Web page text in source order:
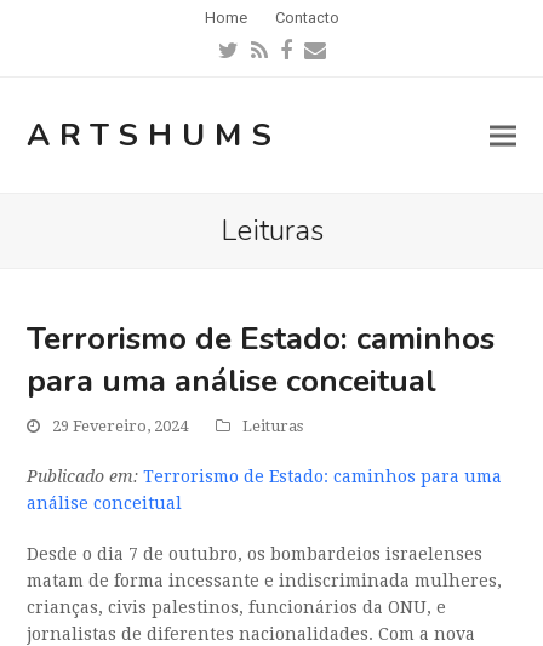
Home Contacto
Twitter
RSSFacebook
Email
ARTSHUMS
Leituras
Terrorismo de Estado: caminhos
para uma análise conceitual
29 Fevereiro, 2024 Leituras
Publicado em: Terrorismo de Estado: caminhos para uma
análise conceitual
Desde o dia 7 de outubro, os bombardeios israelenses
matam de forma incessante e indiscriminada mulheres,
crianças, civis palestinos, funcionários da ONU, e
jornalistas de diferentes nacionalidades. Com a nova